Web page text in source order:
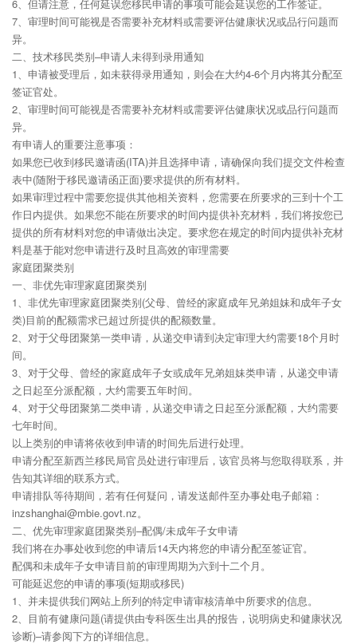
6、但请注意，任何延误您移民申请的事项可能会延误您的工作签证。
7、审理时间可能视是否需要补充材料或需要评估健康状况或品行问题而
异。
二、技术移民类别–申请人未得到录用通知
1、申请被受理后，如未获得录用通知，则会在大约4-6个月内将其分配至
签证官处。
2、审理时间可能视是否需要补充材料或需要评估健康状况或品行问题而
异。
有申请人的重要注意事项：
如果您已收到移民邀请函(ITA)并且选择申请，请确保向我们提交文件检查
表中(随附于移民邀请函正面)要求提供的所有材料。
如果审理过程中需要您提供其他相关资料，您需要在所要求的三到十个工
作日内提供。如果您不能在所要求的时间内提供补充材料，我们将按您已
提供的所有材料对您的申请做出决定。要求您在规定的时间内提供补充材
料是基于能对您申请进行及时且高效的审理需要
家庭团聚类别
一、非优先审理家庭团聚类别
1、非优先审理家庭团聚类别(父母、曾经的家庭成年兄弟姐妹和成年子女
类)目前的配额需求已超过所提供的配额数量。
2、对于父母团聚第一类申请，从递交申请到决定审理大约需要18个月时
间。
3、对于父母、曾经的家庭成年子女或成年兄弟姐妹类申请，从递交申请
之日起至分派配额，大约需要五年时间。
4、对于父母团聚第二类申请，从递交申请之日起至分派配额，大约需要
七年时间。
以上类别的申请将依收到申请的时间先后进行处理。
申请分配至新西兰移民局官员处进行审理后，该官员将与您取得联系，并
告知其详细的联系方式。
申请排队等待期间，若有任何疑问，请发送邮件至办事处电子邮箱：
inzshanghai@mbie.govt.nz。
二、优先审理家庭团聚类别–配偶/未成年子女申请
我们将在办事处收到您的申请后14天内将您的申请分配至签证官。
配偶和未成年子女申请目前的审理周期为六到十二个月。
可能延迟您的申请的事项(短期或移民)
1、并未提供我们网站上所列的特定申请审核清单中所要求的信息。
2、目前有健康问题(请提供由专科医生出具的报告，说明病史和健康状况
诊断)–请参阅下方的详细信息。